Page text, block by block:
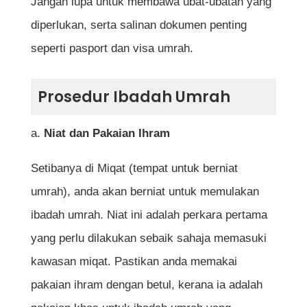
diperlukan, serta salinan dokumen penting
seperti pasport dan visa umrah.
Prosedur Ibadah Umrah
a. Niat dan Pakaian Ihram
Setibanya di Miqat (tempat untuk berniat
umrah), anda akan berniat untuk memulakan
ibadah umrah. Niat ini adalah perkara pertama
yang perlu dilakukan sebaik sahaja memasuki
kawasan miqat. Pastikan anda memakai
pakaian ihram dengan betul, kerana ia adalah